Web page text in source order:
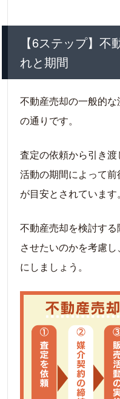
【6ステップ】
れと期間
不動産売却の一般的
の通りです。
査定の依頼から引き
活動の期間によって前
が目安とされています。
不動産売却を検討す
させたいのかを考慮
にしましょう。